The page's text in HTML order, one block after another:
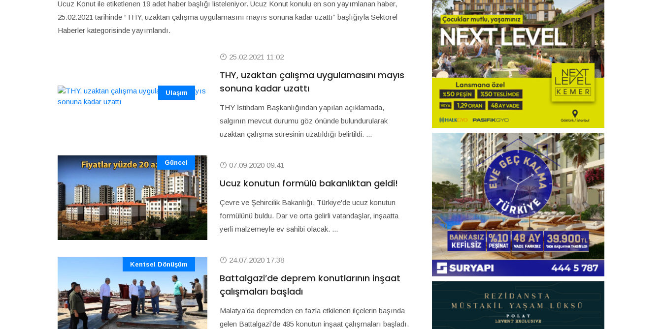
Ucuz Konut ile etiketlenen 19 adet haber başlığı listeleniyor. Ucuz Konut konulu en son yayımlanan haber,
25.02.2021 tarihinde “THY, uzaktan çalışma uygulamasını mayıs sonuna kadar uzattı” başlığıyla Sektörel
Haberler kategorisinde yayımlandı.
Ulaşım
25.02.2021 11:02
THY, uzaktan çalışma uygulamasını mayıs
sonuna kadar uzattı
THY İstihdam Başkanlığından yapılan açıklamada,
salgının mevcut durumu göz önünde bulundurularak
uzaktan çalışma süresinin uzatıldığı belirtildi. ...
Güncel 07.09.2020 09:41
Ucuz konutun formülü bakanlıktan geldi!
Çevre ve Şehircilik Bakanlığı, Türkiye'de ucuz konutun
formülünü buldu. Dar ve orta gelirli vatandaşlar, inşaatta
yerli malzemeyle ev sahibi olacak. ...
Kentsel Dönüşüm 24.07.2020 17:38
Battalgazi’de deprem konutlarının inşaat
çalışmaları başladı
Malatya’da depremden en fazla etkilenen ilçelerin başında
gelen Battalgazi’de 495 konutun inşaat çalışmaları başladı.